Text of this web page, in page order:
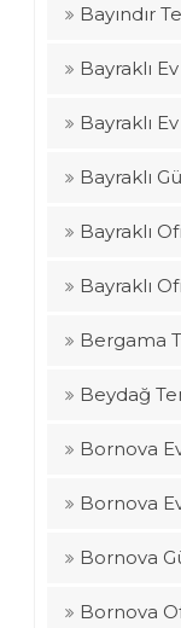
Bayındır
Bayraklı
Bayraklı
Bayraklı
Bayraklı
Bayraklı
Bergama
Beydağ
Bornova
Bornova
Bornova
Bornova